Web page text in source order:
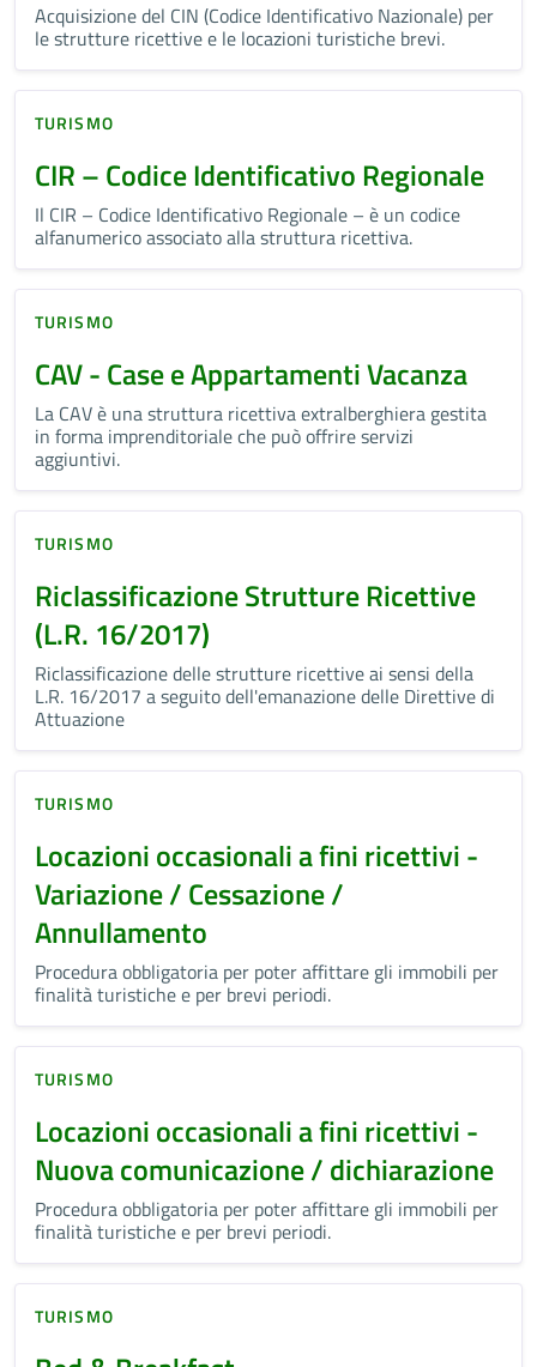
Acquisizione del CIN (Codice Identificativo Nazionale) per
le strutture ricettive e le locazioni turistiche brevi.
TURISMO
CIR – Codice Identificativo Regionale
Il CIR – Codice Identificativo Regionale – è un codice
alfanumerico associato alla struttura ricettiva.
TURISMO
CAV - Case e Appartamenti Vacanza
La CAV è una struttura ricettiva extralberghiera gestita
in forma imprenditoriale che può offrire servizi
aggiuntivi.
TURISMO
Riclassificazione Strutture Ricettive
(L.R. 16/2017)
Riclassificazione delle strutture ricettive ai sensi della
L.R. 16/2017 a seguito dell'emanazione delle Direttive di
Attuazione
TURISMO
Locazioni occasionali a fini ricettivi -
Variazione / Cessazione /
Annullamento
Procedura obbligatoria per poter affittare gli immobili per
finalità turistiche e per brevi periodi.
TURISMO
Locazioni occasionali a fini ricettivi -
Nuova comunicazione / dichiarazione
Procedura obbligatoria per poter affittare gli immobili per
finalità turistiche e per brevi periodi.
TURISMO